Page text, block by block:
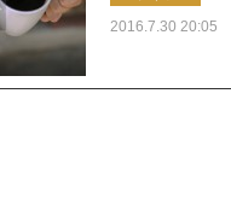
2016.7.30 20:05